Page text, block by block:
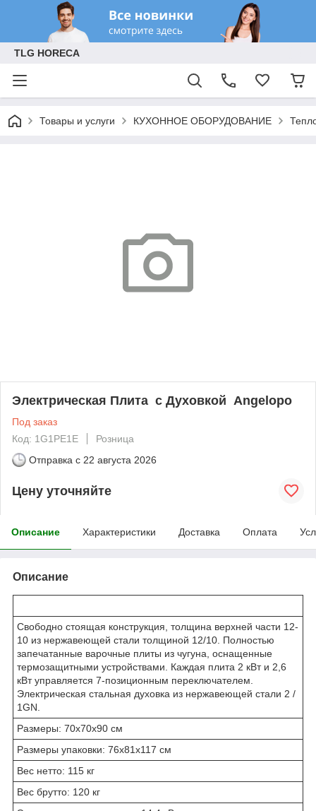
TLG HORECA
Товары и услуги КУХОННОЕ ОБОРУДОВАНИЕ
Электрическая Плита с Духовкой Angelopo
Под заказ
Код: 1G1PE1E
Розница
Отправка с 22 августа 2026
Цену уточняйте
Описание Характеристики Доставка Оплата
Описание
Свободно стоящая конструкция, толщина верхней части 12-
10 из нержавеющей стали толщиной 12/10. Полностью
запечатанные варочные плиты из чугуна, оснащенные
термозащитными устройствами. Каждая плита 2 кВт и 2,6
кВт управляется 7-позиционным переключателем.
Электрическая стальная духовка из нержавеющей стали 2 /
1GN.
Размеры: 70x70x90 см
Размеры упаковки: 76x81x117 см
Вес нетто: 115 кг
Вес брутто: 120 кг